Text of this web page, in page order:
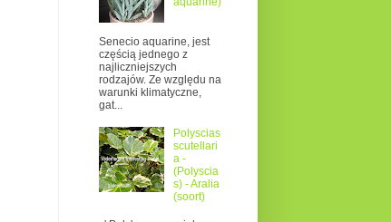
Senecio aquarine, jest
częścią jednego z
najliczniejszych
rodzajów. Ze względu na
warunki klimatyczne,
gat...
Polyscias
scutellari
a -
(Polyscia
s) - Aralia
(soort)